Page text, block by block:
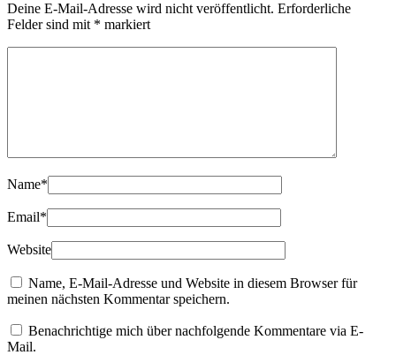
Deine E-Mail-Adresse wird nicht veröffentlicht. Erforderliche
Felder sind mit * markiert
Name*
Email*
Website
Name, E-Mail-Adresse und Website in diesem Browser für
meinen nächsten Kommentar speichern.
Benachrichtige mich über nachfolgende Kommentare via E-
Mail.